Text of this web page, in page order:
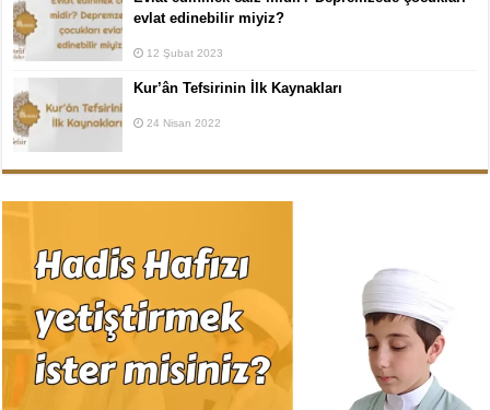
evlat edinebilir miyiz?
12 Şubat 2023
Kur’ân Tefsirinin İlk Kaynakları
24 Nisan 2022